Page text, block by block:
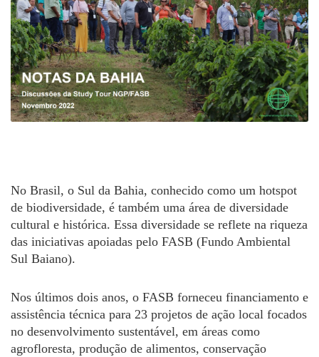
No Brasil, o Sul da Bahia, conhecido como um hotspot
de biodiversidade, é também uma área de diversidade
cultural e histórica. Essa diversidade se reflete na riqueza
das iniciativas apoiadas pelo FASB (Fundo Ambiental
Sul Baiano).
Nos últimos dois anos, o FASB forneceu financiamento e
assistência técnica para 23 projetos de ação local focados
no desenvolvimento sustentável, em áreas como
agrofloresta, produção de alimentos, conservação